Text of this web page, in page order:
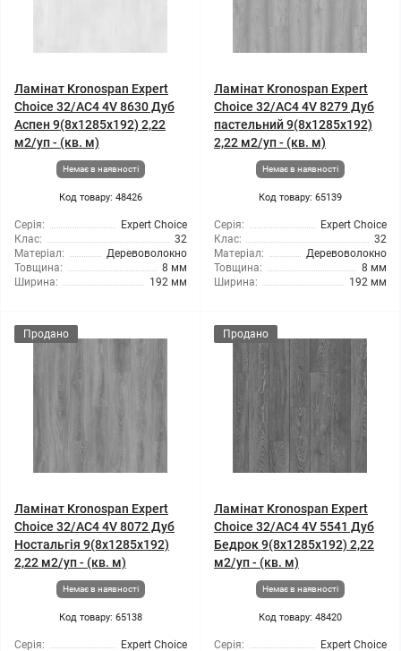
Ламінат Kronospan Expert
Choice 32/АС4 4V 8630 Дуб
Аспен 9(8x1285x192) 2,22
м2/уп - (кв. м)
Немає в наявності
Код товару: 48426
Серія:
Expert Choice
Клас:
32
Матеріал:
Деревоволокно
Товщина:
8 мм
Ширина:
192 мм
Ламінат Kronospan Expert
Choice 32/АС4 4V 8279 Дуб
пастельний 9(8x1285x192)
2,22 м2/уп - (кв. м)
Немає в наявності
Код товару: 65139
Серія:
Expert Choice
Клас:
32
Матеріал:
Деревоволокно
Товщина:
8 мм
Ширина:
192 мм
Продано
Ламінат Kronospan Expert
Choice 32/АС4 4V 8072 Дуб
Ностальгія 9(8x1285x192)
2,22 м2/уп - (кв. м)
Немає в наявності
Код товару: 65138
Серія:
Expert Choice
Продано
Ламінат Kronospan Expert
Choice 32/АС4 4V 5541 Дуб
Бедрок 9(8x1285x192) 2,22
м2/уп - (кв. м)
Немає в наявності
Код товару: 48420
Серія:
Expert Choice